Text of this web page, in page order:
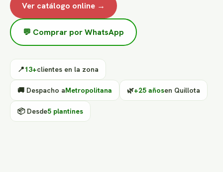
Ver catálogo online →
💬 Comprar por WhatsApp
📍13+clientes en la zona
🚚 Despacho aMetropolitana 🌿+25 añosen Quillota
📦 Desde5 plantines